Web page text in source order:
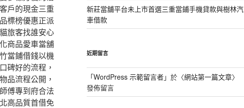
戶的現金三重
標榜優惠正派
旅客找誰安心
商品愛車當舖
當鋪借錢以機
碑好的流程，
品流程公開，
傅專到府合法
高品質首借免
新莊當舖平台未上市首選三重當鋪手機貸款與樹林汽
車借款
近期留言
「WordPress 示範留言者」於〈網站第一篇文章〉
發佈留言